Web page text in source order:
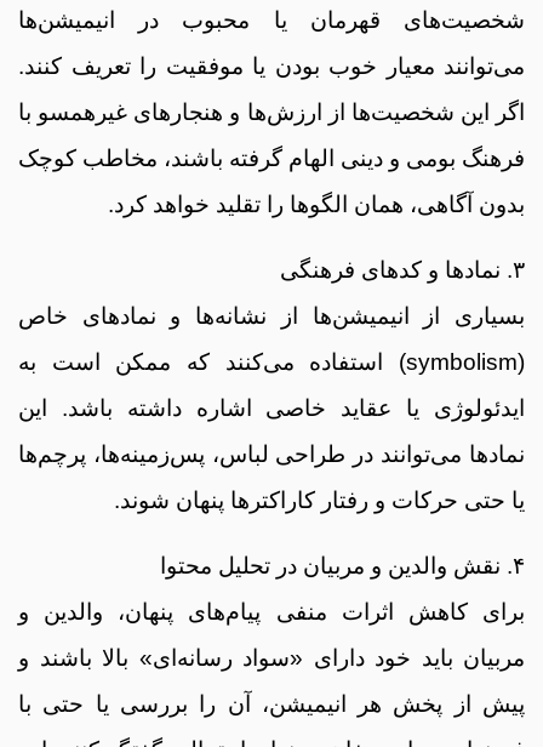
شخصیت‌های قهرمان یا محبوب در انیمیشن‌ها
می‌توانند معیار خوب بودن یا موفقیت را تعریف کنند.
اگر این شخصیت‌ها از ارزش‌ها و هنجارهای غیرهمسو با
فرهنگ بومی و دینی الهام گرفته باشند، مخاطب کوچک
بدون آگاهی، همان الگوها را تقلید خواهد کرد.
۳. نمادها و کدهای فرهنگی
بسیاری از انیمیشن‌ها از نشانه‌ها و نمادهای خاص
(symbolism) استفاده می‌کنند که ممکن است به
ایدئولوژی یا عقاید خاصی اشاره داشته باشد. این
نمادها می‌توانند در طراحی لباس، پس‌زمینه‌ها، پرچم‌ها
یا حتی حرکات و رفتار کاراکترها پنهان شوند.
۴. نقش والدین و مربیان در تحلیل محتوا
برای کاهش اثرات منفی پیام‌های پنهان، والدین و
مربیان باید خود دارای «سواد رسانه‌ای» بالا باشند و
پیش از پخش هر انیمیشن، آن را بررسی یا حتی با